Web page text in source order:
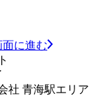
面に進む
社 青海駅エリア